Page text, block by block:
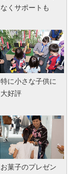
なくサポートも
特に小さな子供に
大好評
お菓子のプレゼン